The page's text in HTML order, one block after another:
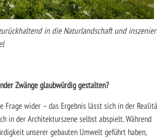
in die Naturlandschaft und
Zwänge glaubwürdig gestalten?
Frage wider – das Ergebnis lässt sich in der
in der Architekturszene selbst abspielt. Während
unserer gebauten Umwelt geführt haben,